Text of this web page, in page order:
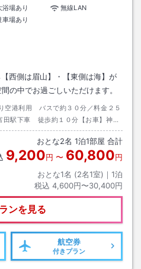
浴場あり
無線LAN
車場あり
西側は眉山】・【東側は海】が
の中でお過ごしいただけます。
空港利用 バスで約３０分／料金２５
田駅下車 徒歩約１０分【お車】神戸
１号線を経由し、徳島県庁より南へ
おとな2名 1泊1部屋 合計
9,200円 〜 60,800円
おとな1名 (2名1室)｜ 1泊
税込 4,600円〜30,400円
ンを見る
航空券
付きプラン